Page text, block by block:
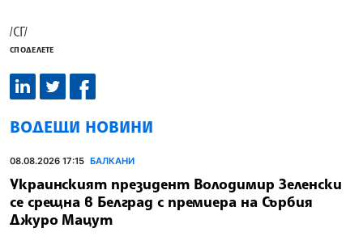
/СГ/
СПОДЕЛЕТЕ
ВОДЕЩИ НОВИНИ
08.08.2026 17:15 БАЛКАНИ
Украинският президент Володимир Зеленски
се срещна в Белград с премиера на Сърбия
Джуро Мацут